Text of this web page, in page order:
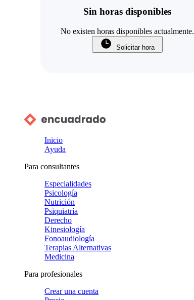
Sin horas disponibles
No existen horas disponibles actualmente.
Solicitar hora
Inicio
Ayuda
Para consultantes
Especialidades
Psicología
Nutrición
Psiquiatría
Derecho
Kinesiología
Fonoaudiología
Terapias Alternativas
Medicina
Para profesionales
Crear una cuenta